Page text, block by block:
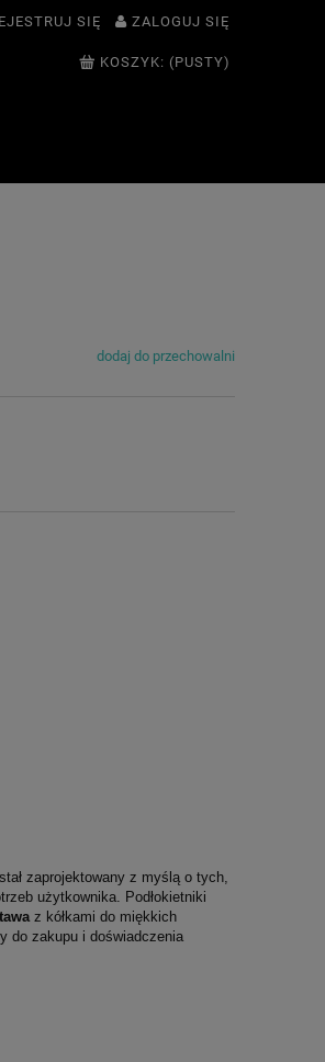
SIĘ ZALOGUJ SIĘ
KOSZYK: (PUSTY)
dodaj do przechowalni
zaprojektowany z myślą o tych,
użytkownika. Podłokietniki
z kółkami do miękkich
do zakupu i doświadczenia